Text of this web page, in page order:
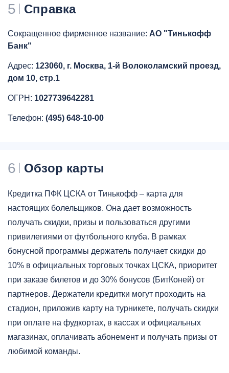
5 Справка
Сокращенное фирменное название: АО "Тинькофф
Банк"
Адрес: 123060, г. Москва, 1-й Волоколамский проезд,
дом 10, стр.1
ОГРН: 1027739642281
Телефон: (495) 648-10-00
6 Обзор карты
Кредитка ПФК ЦСКА от Тинькофф – карта для
настоящих болельщиков. Она дает возможность
получать скидки, призы и пользоваться другими
привилегиями от футбольного клуба. В рамках
бонусной программы держатель получает скидки до
10% в официальных торговых точках ЦСКА, приоритет
при заказе билетов и до 30% бонусов (БитКоней) от
партнеров. Держатели кредитки могут проходить на
стадион, приложив карту на турникете, получать скидки
при оплате на фудкортах, в кассах и официальных
магазинах, оплачивать абонемент и получать призы от
любимой команды.